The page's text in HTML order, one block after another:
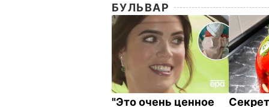
БУЛЬВАР
"Это очень ценное